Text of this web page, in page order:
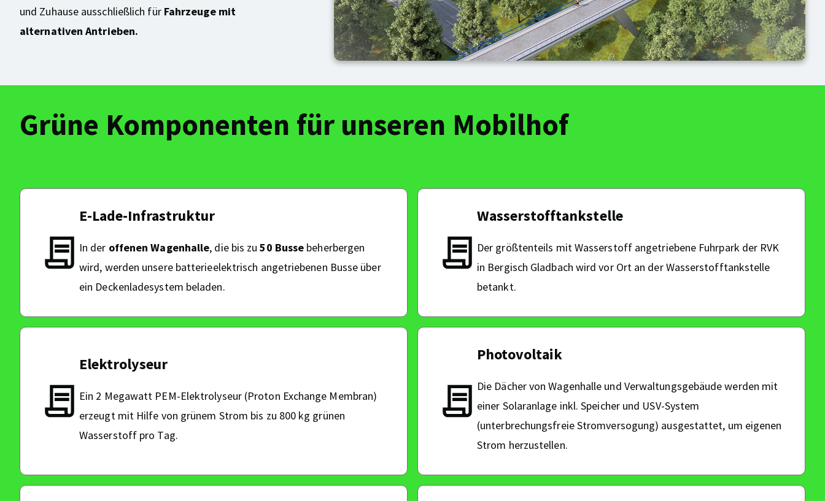
und Zuhause ausschließlich für Fahrzeuge mit
alternativen Antrieben.
Grüne Komponenten für unseren Mobilhof
E-Lade-Infrastruktur
In der offenen Wagenhalle, die bis zu50 Busse beherbergen
wird, werden unsere batterieelektrisch angetriebenen Busse über
ein Deckenladesystem beladen.
Wasserstofftankstelle
Der größtenteils mit Wasserstoff angetriebene Fuhrpark der RVK
in Bergisch Gladbach wird vor Ort an der Wasserstofftankstelle
betankt.
Elektrolyseur
Ein 2 Megawatt PEM-Elektrolyseur (Proton Exchange Membran)
erzeugt mit Hilfe von grünem Strom bis zu 800 kg grünen
Wasserstoff pro Tag.
Photovoltaik
Die Dächer von Wagenhalle und Verwaltungsgebäude werden mit
einer Solaranlage inkl. Speicher und USV-System
(unterbrechungsfreie Stromversogung) ausgestattet, um eigenen
Strom herzustellen.